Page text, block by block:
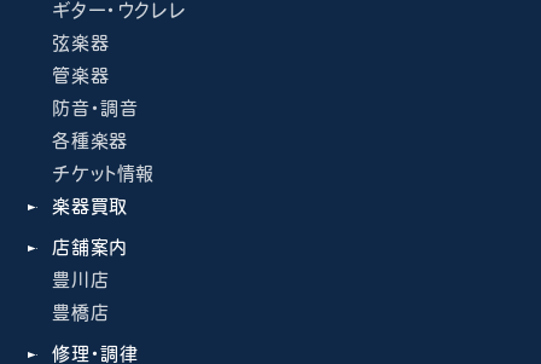
ギター・ウクレレ
弦楽器
管楽器
防音・調音
各種楽器
チケット情報
楽器買取
店舗案内
豊川店
豊橋店
修理・調律